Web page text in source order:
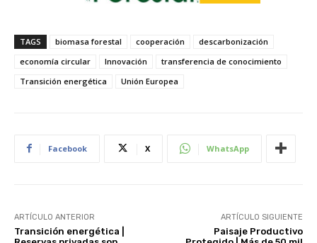
TAGS biomasa forestal cooperación
descarbonización
economía circular
Innovación
transferencia de conocimiento
Transición energética
Unión Europea
Facebook X WhatsApp
ARTÍCULO ANTERIOR
Transición energética |
ARTÍCULO SIGUIENTE
Paisaje Productivo